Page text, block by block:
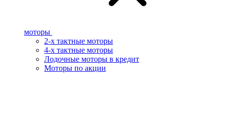
моторы
2-х тактные моторы
4-х тактные моторы
Лодочные моторы в кредит
Моторы по акции